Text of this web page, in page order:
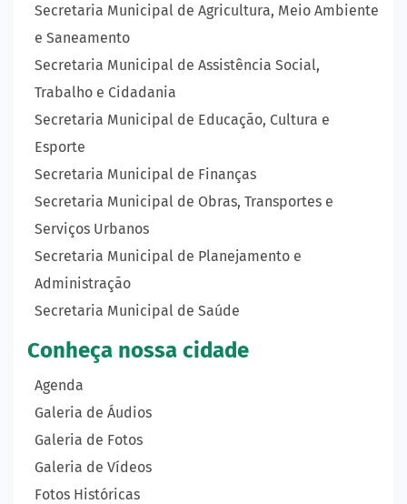
Secretaria Municipal de Agricultura, Meio Ambiente
e Saneamento
Secretaria Municipal de Assistência Social,
Trabalho e Cidadania
Secretaria Municipal de Educação, Cultura e
Esporte
Secretaria Municipal de Finanças
Secretaria Municipal de Obras, Transportes e
Serviços Urbanos
Secretaria Municipal de Planejamento e
Administração
Secretaria Municipal de Saúde
Conheça nossa cidade
Agenda
Galeria de Áudios
Galeria de Fotos
Galeria de Vídeos
Fotos Históricas